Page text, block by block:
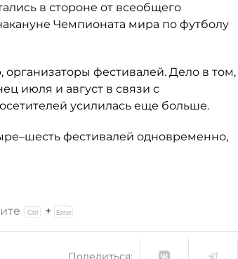
в стороне от всеобщего
Чемпионата мира по футболу
фестивалей. Дело в том,
июля и август в связи с
усилилась еще больше.
фестивалей одновременно,
+
Поделиться: